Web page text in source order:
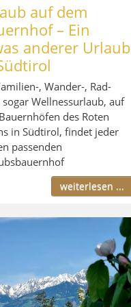
auf dem
– Ein
anderer Urlaub
, Wander-, Rad-
Wellnessurlaub, auf
des Roten
in Südtirol, findet jeder
passenden
weiterlesen ...